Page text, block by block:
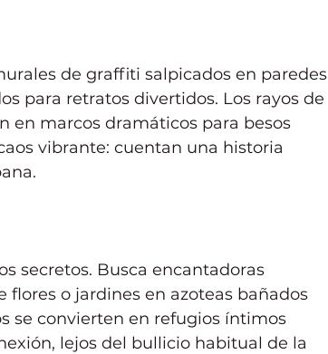
de graffiti salpicados en paredes
para retratos divertidos. Los rayos de
en marcos dramáticos para besos
vibrante: cuentan una historia
secretos. Busca encantadoras
flores o jardines en azoteas bañados
se convierten en refugios íntimos
lejos del bullicio habitual de la